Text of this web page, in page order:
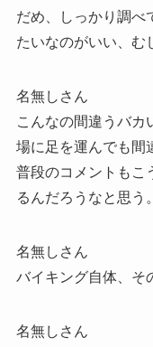
だめ、しっかり調べ
たいなのがいい、む
名無しさん
こんなの間違うバカ
場に足を運んでも間
普段のコメントもこ
るんだろうなと思う。
名無しさん
バイキング自体、そ
名無しさん